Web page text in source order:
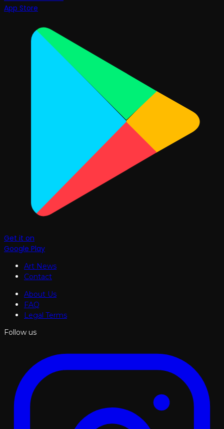
App Store
Get it on
Google Play
Art News
Contact
About Us
FAQ
Legal Terms
Follow us